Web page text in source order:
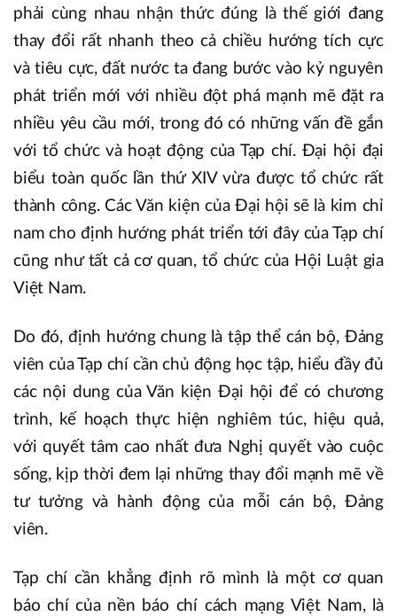
phải cùng nhau nhận thức đúng là thế giới đang
thay đổi rất nhanh theo cả chiều hướng tích cực
và tiêu cực, đất nước ta đang bước vào kỷ nguyên
phát triển mới với nhiều đột phá mạnh mẽ đặt ra
nhiều yêu cầu mới, trong đó có những vấn đề gắn
với tổ chức và hoạt động của Tạp chí. Đại hội đại
biểu toàn quốc lần thứ XIV vừa được tổ chức rất
thành công. Các Văn kiện của Đại hội sẽ là kim chỉ
nam cho định hướng phát triển tới đây của Tạp chí
cũng như tất cả cơ quan, tổ chức của Hội Luật gia
Việt Nam.
Do đó, định hướng chung là tập thể cán bộ, Đảng
viên của Tạp chí cần chủ động học tập, hiểu đầy đủ
các nội dung của Văn kiện Đại hội để có chương
trình, kế hoạch thực hiện nghiêm túc, hiệu quả,
với quyết tâm cao nhất đưa Nghị quyết vào cuộc
sống, kịp thời đem lại những thay đổi mạnh mẽ về
tư tưởng và hành động của mỗi cán bộ, Đảng
viên.
Tạp chí cần khẳng định rõ mình là một cơ quan
báo chí của nền báo chí cách mạng Việt Nam, là